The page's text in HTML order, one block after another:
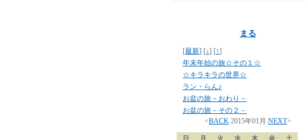
まる
[最新] [↓] [↑]
年末年始の旅☆その１☆
☆キラキラの世界☆
ラン・らん♪
お盆の旅－おわり－
お盆の旅－その２－
<BACK 2015年01月 NEXT>
日 月 火 水 木 金 土